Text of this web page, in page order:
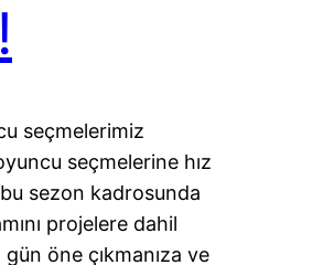
seçmelerimiz
seçmelerine hız
bu sezon kadrosunda
projelere dahil
öne çıkmanıza ve